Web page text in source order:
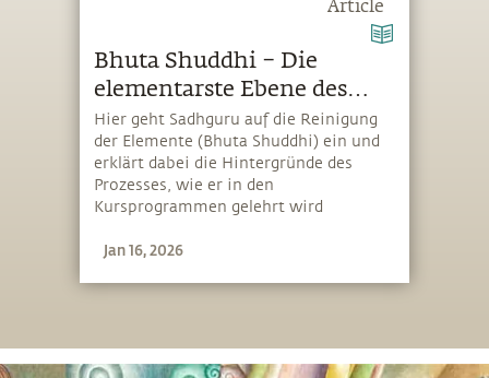
Article
Bhuta Shuddhi – Die
elementarste Ebene des
Lebens ansprechen
Hier geht Sadhguru auf die Reinigung
der Elemente (Bhuta Shuddhi) ein und
erklärt dabei die Hintergründe des
Prozesses, wie er in den
Kursprogrammen gelehrt wird
Jan 16, 2026